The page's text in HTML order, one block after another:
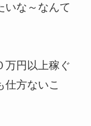
いな～なんて
万円以上稼ぐ
方ないこ